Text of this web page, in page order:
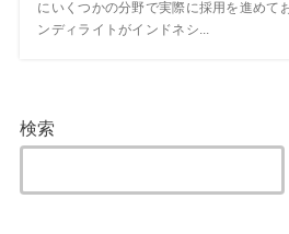
にいくつかの分野で実際に採用を進めて
ンディライトがインドネシ...
検索